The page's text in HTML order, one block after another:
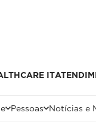
IT
Pessoas Notícias e